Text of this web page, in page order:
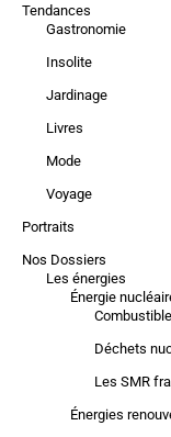
Tendances
Gastronomie
Insolite
Jardinage
Livres
Mode
Voyage
Portraits
Nos Dossiers
Les énergies
Énergie
Déchets
Les SMR
Énergies